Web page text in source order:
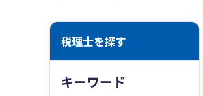
税理士を探す
キーワード